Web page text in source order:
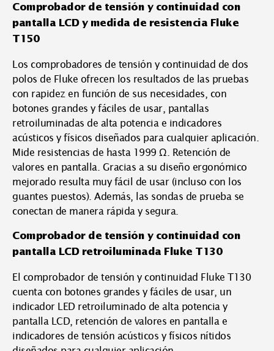
Comprobador de tensión y continuidad con
pantalla LCD y medida de resistencia Fluke
T150
Los comprobadores de tensión y continuidad de dos
polos de Fluke ofrecen los resultados de las pruebas
con rapidez en función de sus necesidades, con
botones grandes y fáciles de usar, pantallas
retroiluminadas de alta potencia e indicadores
acústicos y físicos diseñados para cualquier aplicación.
Mide resistencias de hasta 1999 Ω. Retención de
valores en pantalla. Gracias a su diseño ergonómico
mejorado resulta muy fácil de usar (incluso con los
guantes puestos). Además, las sondas de prueba se
conectan de manera rápida y segura.
Comprobador de tensión y continuidad con
pantalla LCD retroiluminada Fluke T130
El comprobador de tensión y continuidad Fluke T130
cuenta con botones grandes y fáciles de usar, un
indicador LED retroiluminado de alta potencia y
pantalla LCD, retención de valores en pantalla e
indicadores de tensión acústicos y físicos nítidos